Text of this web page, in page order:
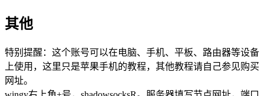
其他
特别提醒：这个账号可以在电脑、手机、平板、路由器等设备
上使用，这里只是苹果手机的教程，其他教程请自己参见购买
网址。